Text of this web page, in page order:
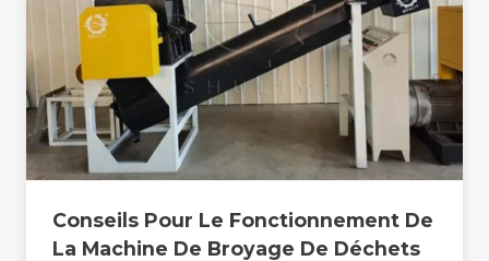
Conseils Pour Le Fonctionnement De
La Machine De Broyage De Déchets